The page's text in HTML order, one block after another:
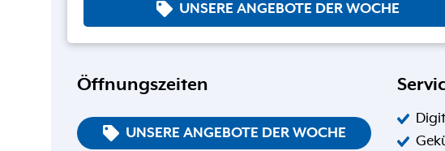
UNSERE ANGEBOTE DER WOCHE
Öffnungszeiten
UNSERE ANGEBOTE DER WOCHE